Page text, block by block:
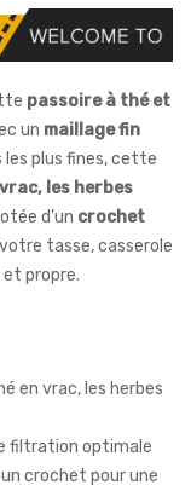
passoire à thé et
un maillage fin
les plus fines, cette
les herbes
d’un crochet
tasse, casserole
propre.
en vrac, les herbes
filtration optimale
crochet pour une